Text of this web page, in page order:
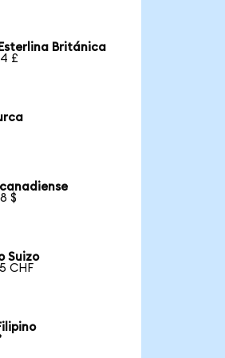
Británica
£
$
Suizo
CHF